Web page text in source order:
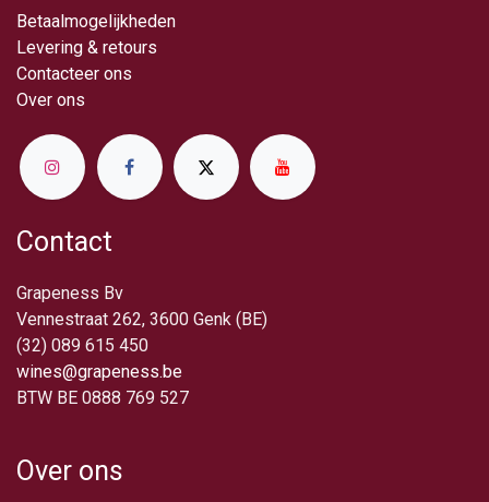
Betaalmogelijkheden
Levering & retou​rs
Contacteer ons
Over ​ons
Contact
Grapeness Bv
Vennestraat 262, 3600 Genk (BE)
(32) 089 615 450
wines@grapeness.be
BTW BE 0888 769 527
Over ons